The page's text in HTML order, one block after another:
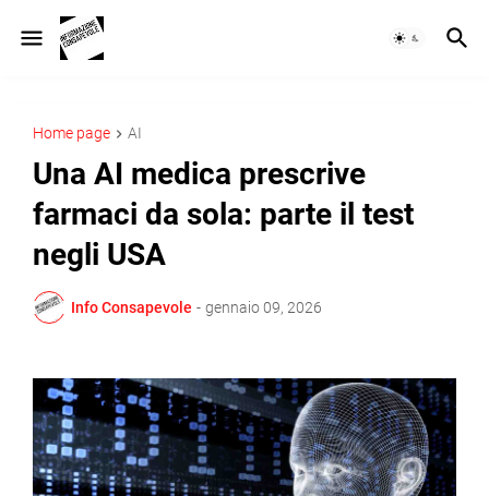
Home page AI
Una AI medica prescrive
farmaci da sola: parte il test
negli USA
Info Consapevole - gennaio 09, 2026